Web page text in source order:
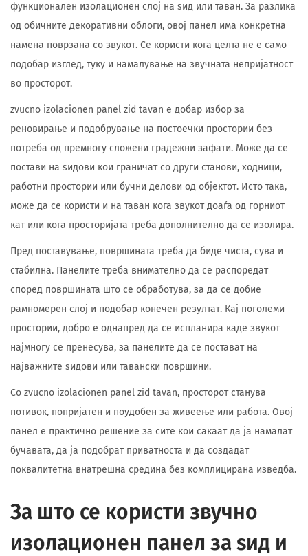
функционален изолационен слој на ѕид или таван. За разлика
од обичните декоративни облоги, овој панел има конкретна
намена поврзана со звукот. Се користи кога целта не е само
подобар изглед, туку и намалување на звучната непријатност
во просторот.
zvucno izolacionen panel zid tavan е добар избор за
реновирање и подобрување на постоечки простории без
потреба од премногу сложени градежни зафати. Може да се
постави на ѕидови кои граничат со други станови, ходници,
работни простории или бучни делови од објектот. Исто така,
може да се користи и на таван кога звукот доаѓа од горниот
кат или кога просторијата треба дополнително да се изолира.
Пред поставување, површината треба да биде чиста, сува и
стабилна. Панелите треба внимателно да се распоредат
според површината што се обработува, за да се добие
рамномерен слој и подобар конечен резултат. Кај поголеми
простории, добро е однапред да се испланира каде звукот
најмногу се пренесува, за панелите да се постават на
најважните ѕидови или тавански површини.
Со zvucno izolacionen panel zid tavan, просторот станува
потивок, попријатен и поудобен за живеење или работа. Овој
панел е практично решение за сите кои сакаат да ја намалат
бучавата, да ја подобрат приватноста и да создадат
поквалитетна внатрешна средина без комплицирана изведба.
За што се користи звучно
изолационен панел за ѕид и